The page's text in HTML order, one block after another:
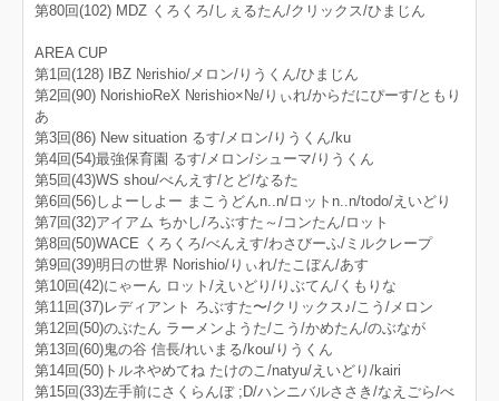
第80回(102) MDZ くろくろ/しぇるたん/クリックス/ひまじん
AREA CUP
第1回(128) IBZ №rishio/メロン/りうくん/ひまじん
第2回(90) NorishioReX №rishio×№/りぃれ/からだにぴーす/ともり
あ
第3回(86) New situation るす/メロン/りうくん/ku
第4回(54)最強保育園 るす/メロン/シューマ/りうくん
第5回(43)WS shou/べんえす/とど/なるた
第6回(56)しよーしよー まこうどんn..n/ロットn..n/todo/えいどり
第7回(32)アイアム ちかし/ろぶすた～/コンたん/ロット
第8回(50)WACE くろくろ/べんえす/わさびーふ/ミルクレープ
第9回(39)明日の世界 Norishio/りぃれ/たこぼん/あす
第10回(42)にゃーん ロット/えいどり/りぶてん/くもりな
第11回(37)レディアント ろぶすた〜/クリックス♪/こう/メロン
第12回(50)のぶたん ラーメンようた/こう/かめたん/のぶなが
第13回(60)鬼の谷 信長/れいまる/kou/りうくん
第14回(50)トルネやめてね たけのこ/natyu/えいどり/kairi
第15回(33)左手前にさくらんぼ ;D/ハンニバルささき/なえごら/べ